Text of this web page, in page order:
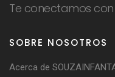
Te conectamos
SOBRE NOSOTROS
Acerca de